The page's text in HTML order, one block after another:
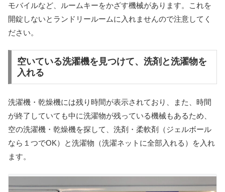
モバイルなど、ルームキーをかざす機械があります。これを
開錠しないとランドリールームに入れませんので注意してく
ださい。
空いている洗濯機を見つけて、洗剤と洗濯物を
入れる
洗濯機・乾燥機には残り時間が表示されており、また、時間
が終了していても中に洗濯物が残っている機械もあるため、
空の洗濯機・乾燥機を探して、洗剤・柔軟剤（ジェルボール
なら１つでOK）と洗濯物（洗濯ネットに全部入れる）を入れ
ます。